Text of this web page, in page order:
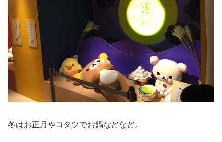
冬はお正月やコタツでお鍋などなど。